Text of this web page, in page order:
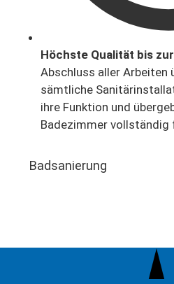
Höchste Qualität bis
Abschluss aller Arbeiten
sämtliche
ihre Funktion und
Badezimmer
Badsanierung